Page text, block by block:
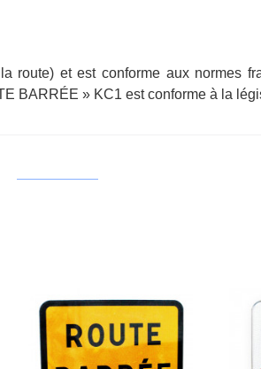
route) et est conforme aux normes
BARRÉE » KC1 est conforme à la